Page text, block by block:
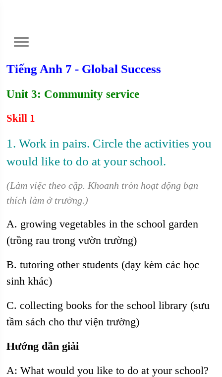
Tiếng Anh 7 - Global Success
Unit 3: Community service
Skill 1
1. Work in pairs. Circle the activities you
would like to do at your school.
(Làm việc theo cặp. Khoanh tròn hoạt động bạn
thích làm ở trường.)
A. growing vegetables in the school garden
(trồng rau trong vườn trường)
B. tutoring other students (dạy kèm các học
sinh khác)
C. collecting books for the school library (sưu
tầm sách cho thư viện trường)
Hướng dẫn giải
A: What would you like to do at your school?